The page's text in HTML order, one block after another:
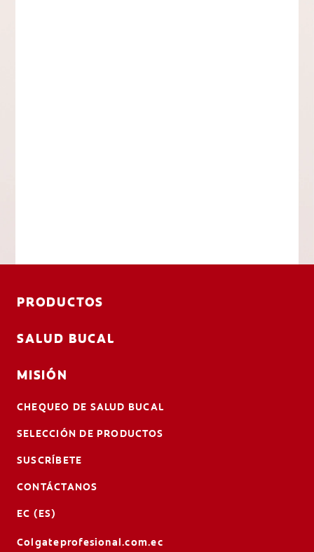
PRODUCTOS
SALUD BUCAL
MISIÓN
CHEQUEO DE SALUD BUCAL
SELECCIÓN DE PRODUCTOS
SUSCRÍBETE
CONTÁCTANOS
EC (ES)
Colgateprofesional.com.ec